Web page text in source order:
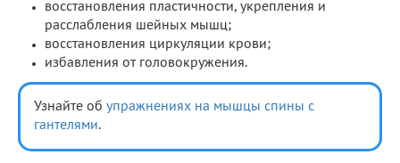
восстановления пластичности, укрепления и
расслабления шейных мышц;
восстановления циркуляции крови;
избавления от головокружения.
Узнайте об упражнениях на мышцы спины с
гантелями.